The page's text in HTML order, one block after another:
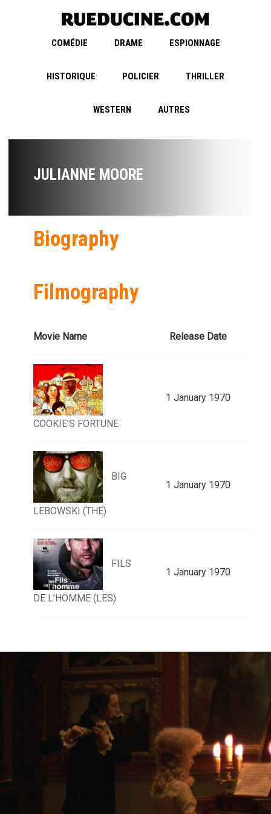
COMÉDIE DRAME ESPIONNAGE
HISTORIQUE POLICIER THRILLER
WESTERN AUTRES
JULIANNE MOORE
Biography
Filmography
Movie Name Release Date
COOKIE’S FORTUNE
1 January 1970
BIG
LEBOWSKI (THE)
1 January 1970
FILS
DE L’HOMME (LES)
1 January 1970